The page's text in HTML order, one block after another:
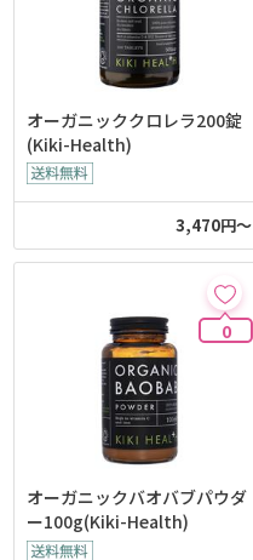
オーガニッククロレラ200錠
(Kiki-Health)
3,470円～
0
オーガニックバオバブパウダ
ー100g(Kiki-Health)